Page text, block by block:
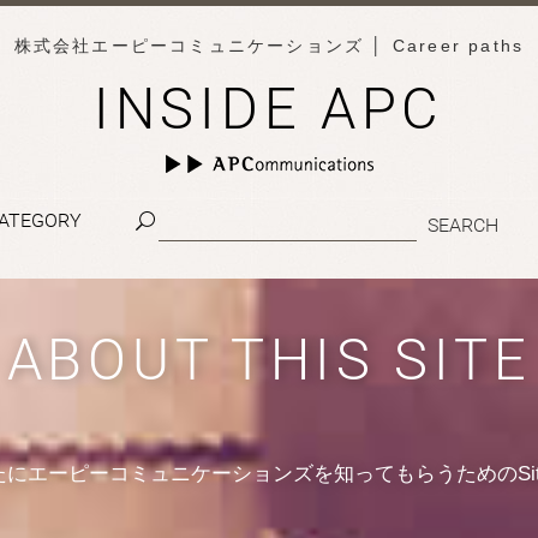
株式会社エーピーコミュニケーションズ │ Career paths
INSIDE APC
ABOUT THIS SITE
にエーピーコミュニケーションズを知ってもらうための